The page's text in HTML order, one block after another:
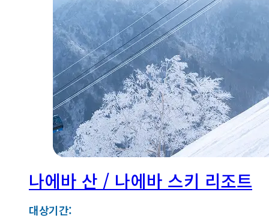
나에바 산 / 나에바 스키 리조트
대상기간: